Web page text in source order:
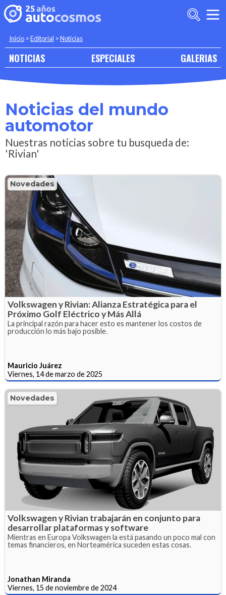
Inicio >Editorial >Noticias
NOTICIAS ESPECIALES GALERIAS
Noticias del mundo
automotor
Nuestras noticias sobre tu busqueda de:
'Rivian'
Novedades
Volkswagen y Rivian: Alianza Estratégica para el
Próximo Golf Eléctrico y Más Allá
La principal razón para hacer esto es mantener los costos de
producción lo más bajo posible.
Mauricio Juárez
Viernes, 14 de marzo de 2025
Novedades
Volkswagen y Rivian trabajarán en conjunto para
desarrollar plataformas y software
Mientras en Europa Volkswagen la está pasando un poco mal con
temas financieros, en Norteamérica suceden estas cosas.
Jonathan Miranda
Viernes, 15 de noviembre de 2024